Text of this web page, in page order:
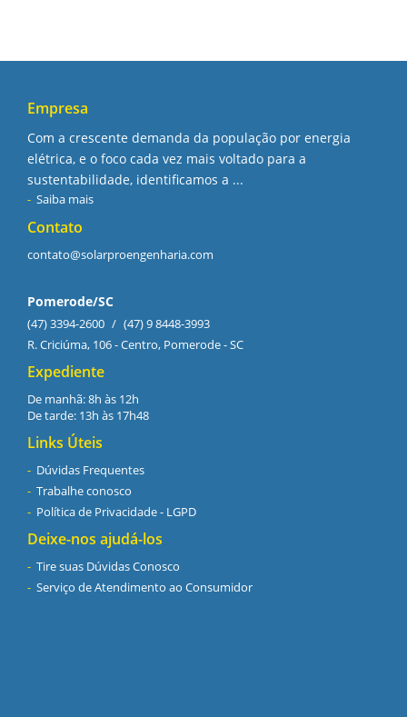
Empresa
Com a crescente demanda da população por energia
elétrica, e o foco cada vez mais voltado para a
sustentabilidade, identificamos a ...
Saiba mais
Contato
contato@solarproengenharia.com
Pomerode/SC
(47) 3394-2600 / (47) 9 8448-3993
R. Criciúma, 106 - Centro, Pomerode - SC
Expediente
De manhã: 8h às 12h
De tarde: 13h às 17h48
Links Úteis
Dúvidas Frequentes
Trabalhe conosco
Política de Privacidade - LGPD
Deixe-nos ajudá-los
Tire suas Dúvidas Conosco
Serviço de Atendimento ao Consumidor